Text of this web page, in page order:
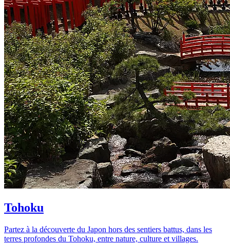
Tohoku
Partez à la découverte du Japon hors des sentiers battus, dans les
terres profondes du Tohoku, entre nature, culture et villages.